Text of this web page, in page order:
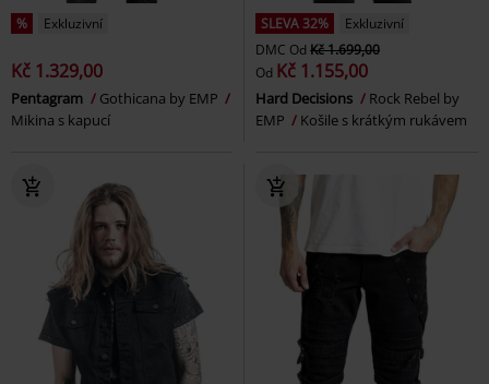
% Exkluzivní
Kč 1.329,00
Pentagram
Gothicana by EMP
Mikina s kapucí
SLEVA 32%
Exkluzivní
DMC Od Kč 1.699,00
Od Kč 1.155,00
Hard Decisions
Rock Rebel by
EMP
Košile s krátkým rukávem